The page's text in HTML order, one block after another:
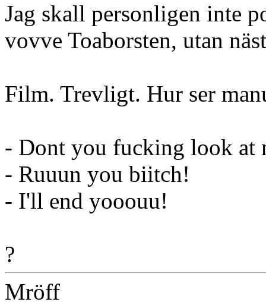
Jag skall personligen inte
vovve Toaborsten, utan
Film. Trevligt. Hur ser
- Dont you fucking look at
- Ruuun you biitch!
- I'll end yooouu!
?
Mröff